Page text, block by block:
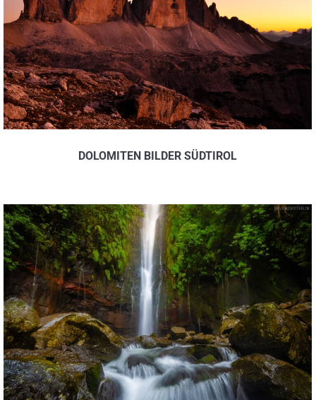
DOLOMITEN BILDER SÜDTIROL